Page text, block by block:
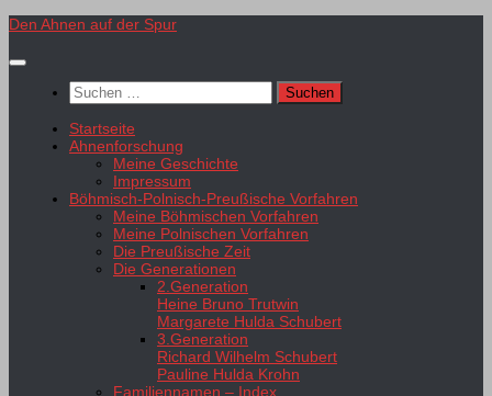
Zum
springen
Den Ahnen auf der Spur
Suchen
nach:
Startseite
Ahnenforschung
Meine Geschichte
Impressum
Böhmisch-Polnisch-Preußische Vorfahren
Meine Böhmischen Vorfahren
Meine Polnischen Vorfahren
Die Preußische Zeit
Die Generationen
2.Generation
Heine Bruno Trutwin
Margarete Hulda Schubert
3.Generation
Richard Wilhelm Schubert
Pauline Hulda Krohn
Familiennamen – Index